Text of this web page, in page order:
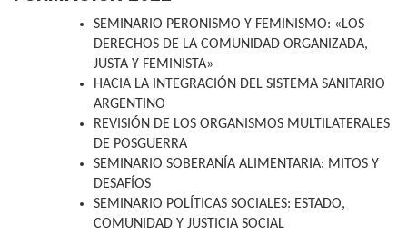
SEMINARIO PERONISMO Y FEMINISMO: «LOS
DERECHOS DE LA COMUNIDAD ORGANIZADA,
JUSTA Y FEMINISTA»
HACIA LA INTEGRACIÓN DEL SISTEMA SANITARIO
ARGENTINO
REVISIÓN DE LOS ORGANISMOS MULTILATERALES
DE POSGUERRA
SEMINARIO SOBERANÍA ALIMENTARIA: MITOS Y
DESAFÍOS
SEMINARIO POLÍTICAS SOCIALES: ESTADO,
COMUNIDAD Y JUSTICIA SOCIAL